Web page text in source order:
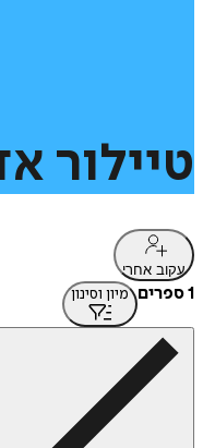
טיילור
עקוב אחרי
1 ספרים מיון וסינון